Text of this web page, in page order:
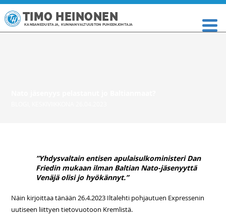
TIMO HEINONEN
KANSANEDUSTAJA, KUNNANVALTUUSTON PUHEENJOHTAJA
”Yhdysvaltain entisen apulaisulkoministeri Dan
Friedin mukaan ilman Baltian Nato-jäsenyyttä
Venäjä olisi jo hyökännyt.”
Näin kirjoittaa tänään 26.4.2023 Iltalehti pohjautuen Expressenin
uutiseen liittyen tietovuotoon Kremlistä.